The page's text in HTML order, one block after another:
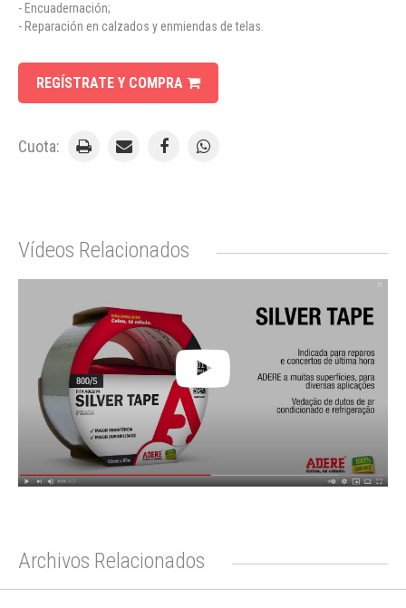
- Encuadernación;
- Reparación en calzados y enmiendas de telas.
REGÍSTRATE Y COMPRA
Cuota:
Vídeos Relacionados
Archivos Relacionados